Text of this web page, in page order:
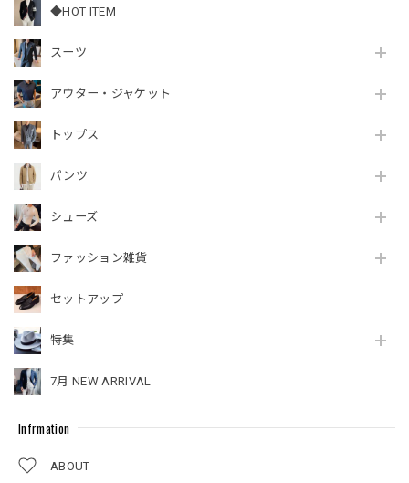
◆HOT ITEM
スーツ
アウター・ジャケット
トップス
パンツ
シューズ
ファッション雑貨
セットアップ
特集
7月 NEW ARRIVAL
Infrmation
ABOUT